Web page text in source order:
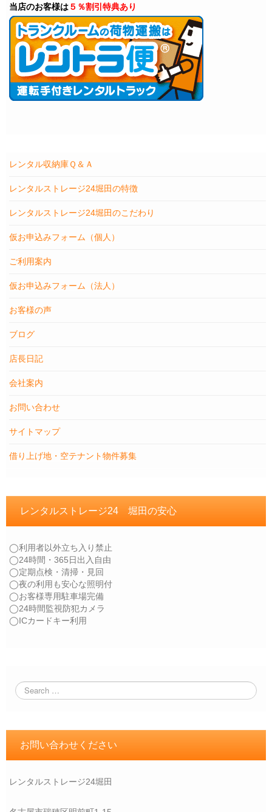
当店のお客様は５％割引特典あり
レンタル収納庫Ｑ＆Ａ
レンタルストレージ24堀田の特徴
レンタルストレージ24堀田のこだわり
仮お申込みフォーム（個人）
ご利用案内
仮お申込みフォーム（法人）
お客様の声
ブログ
店長日記
会社案内
お問い合わせ
サイトマップ
借り上げ地・空テナント物件募集
レンタルストレージ24 堀田の安心
◯利用者以外立ち入り禁止
◯24時間・365日出入自由
◯定期点検・清掃・見回
◯夜の利用も安心な照明付
◯お客様専用駐車場完備
◯24時間監視防犯カメラ
◯ICカードキー利用
お問い合わせください
レンタルストレージ24堀田